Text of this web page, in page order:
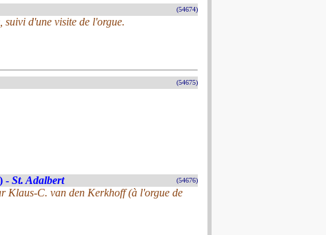
(54674)
suivi d'une visite de l'orgue.
(54675)
- St. Adalbert (54676)
Klaus-C. van den Kerkhoff (à l'orgue de